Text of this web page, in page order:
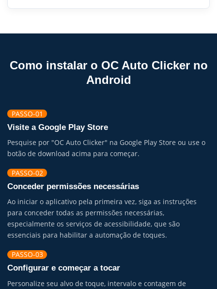
Como instalar o OC Auto Clicker no
Android
PASSO-01
Visite a Google Play Store
Pesquise por "OC Auto Clicker" na Google Play Store ou use o
botão de download acima para começar.
PASSO-02
Conceder permissões necessárias
Ao iniciar o aplicativo pela primeira vez, siga as instruções
para conceder todas as permissões necessárias,
especialmente os serviços de acessibilidade, que são
essenciais para habilitar a automação de toques.
PASSO-03
Configurar e começar a tocar
Personalize seu alvo de toque, intervalo e contagem de